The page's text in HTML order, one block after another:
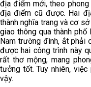
địa điểm mới, theo
địa điểm cũ được. Hai
thành nghĩa trang và cơ
giao thông qua thành
Nam trường đình, ắt phải
được hai công trình này
rất thơ mộng, mang
tưởng tốt. Tuy nhiên,
vậy.